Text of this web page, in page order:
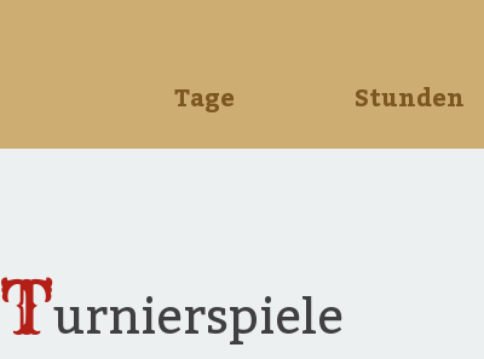
Tage Stunden
Turnierspiele